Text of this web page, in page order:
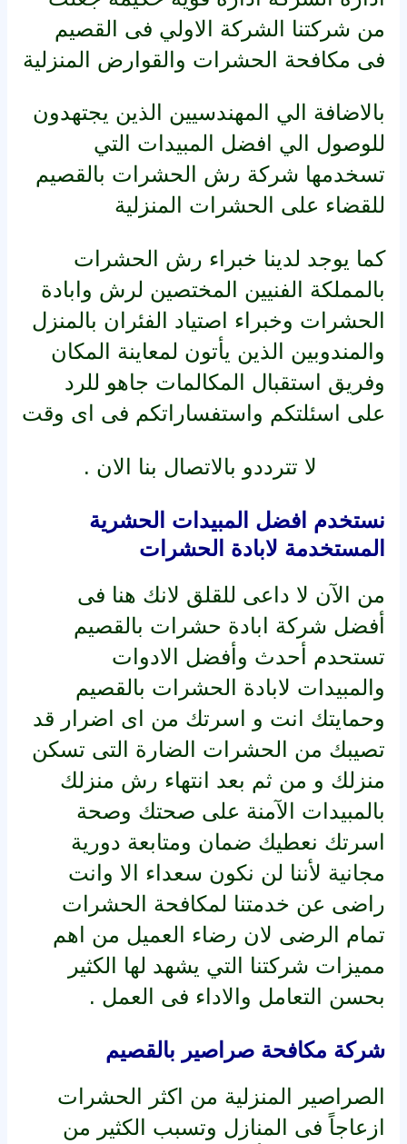
من شركتنا الشركة الاولي فى القصيم
فى مكافحة الحشرات والقوارض المنزلية
بالاضافة الي المهندسيين الذين يجتهدون
للوصول الي افضل المبيدات التي
تسخدمها شركة رش الحشرات بالقصيم
للقضاء على الحشرات المنزلية
كما يوجد لدينا خبراء رش الحشرات
بالمملكة الفنيين المختصين لرش وابادة
الحشرات وخبراء اصتياد الفئران بالمنزل
والمندوبين الذين يأتون لمعاينة المكان
وفريق استقبال المكالمات جاهو للرد
على اسئلتكم واستفساراتكم فى اى وقت
لا تترددو بالاتصال بنا الان .
نستخدم افضل المبيدات الحشرية
المستخدمة لابادة الحشرات
من الآن لا داعى للقلق لانك هنا فى
أفضل شركة ابادة حشرات بالقصيم
تستحدم أحدث وأفضل الادوات
والمبيدات لابادة الحشرات بالقصيم
وحمايتك انت و اسرتك من اى اضرار قد
تصيبك من الحشرات الضارة التى تسكن
منزلك و من ثم بعد انتهاء رش منزلك
بالمبيدات الآمنة على صحتك وصحة
اسرتك نعطيك ضمان ومتابعة دورية
مجانية لأننا لن نكون سعداء الا وانت
راضى عن خدمتنا لمكافحة الحشرات
تمام الرضى لان رضاء العميل من اهم
مميزات شركتنا التي يشهد لها الكثير
بحسن التعامل والاداء فى العمل .
شركة مكافحة صراصير بالقصيم
الصراصير المنزلية من اكثر الحشرات
ازعاجاً فى المنازل وتسبب الكثير من